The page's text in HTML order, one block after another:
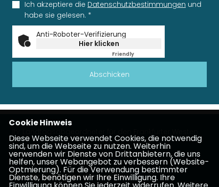
Ich akzeptiere die Datenschutzbestimmungen und
habe sie gelesen. *
Anti-Roboter-Verifizierung
Hier klicken
Friendly
Abschicken
Impressum Datenschutz Kontakt
CDU Kreisverband Frankfurt
Cookie Hinweis
Diese Webseite verwendet Cookies, die notwendig
sind, um die Webseite zu nutzen. Weiterhin
verwenden wir Dienste von Drittanbietern, die uns
helfen, unser Webangebot zu verbessern (Website-
Optmierung). Für die Verwendung bestimmter
Dienste, benötigen wir Ihre Einwilligung. Ihre